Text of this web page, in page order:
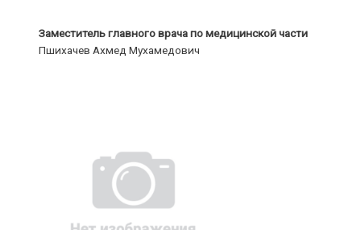
Заместитель главного врача по медицинской части
Пшихачев Ахмед Мухамедович